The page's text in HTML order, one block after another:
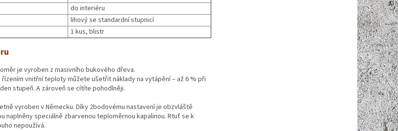
do interiéru
lihový se standardní stupnicí
1 kus, blistr
je vyroben z masivního bukového dřeva.
vnitřní teploty můžete ušetřit náklady na vytápění – až 6 % při
stupeň. A zároveň se cítíte pohodlněji.
vyroben v Německu. Díky 2bodovému nastavení je obzvláště
naplněny speciálně zbarvenou teploměrnou kapalinou. Rtuť se k
nepoužívá.